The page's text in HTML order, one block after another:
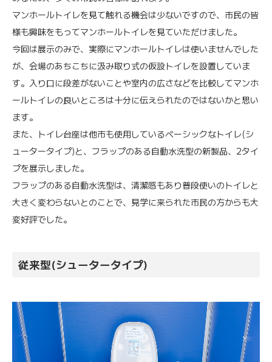
マンホールトイレを見て触れる機会は少ないですので、市民の皆
様も興味をもってマンホールトイレを見ていただけました。
今回は展示のみで、実際にマンホールトイレは使いませんでした
が、会場のあちこちに汲み取り式の仮設トイレを設置していま
す。入り口に段差がないことや室内の広さなどを比較してマンホ
ールトイレの良いところは十分に伝えられたのではないかと思い
ます。
また、トイレ台座は他市も使用しているベーシックなトイレ(シ
ュータータイプ)と、フラップのある自動水洗型の新製品、2タイ
プを展示しました。
フラップのある自動水洗型は、清潔感もあり普段使いのトイレと
大きく変わらないとのことで、見学に来られた市民の方からも大
変好評でした。
従来型(シュータータイプ)